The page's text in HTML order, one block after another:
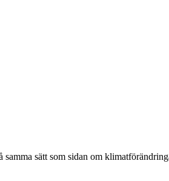
sätt som sidan om